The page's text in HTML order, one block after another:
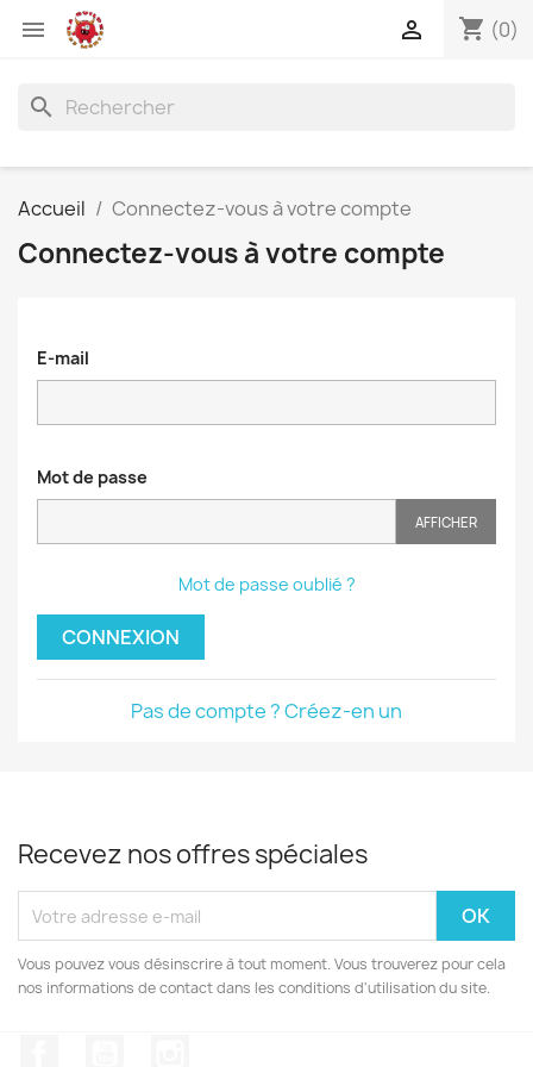
 shopping_cart (0)

search
Accueil Connectez-vous à votre compte
Connectez-vous à votre compte
E-mail
Mot de passe
AFFICHER
Mot de passe oublié ?
CONNEXION
Pas de compte ? Créez-en un
Recevez nos offres spéciales
Vous pouvez vous désinscrire à tout moment. Vous trouverez pour cela
nos informations de contact dans les conditions d'utilisation du site.